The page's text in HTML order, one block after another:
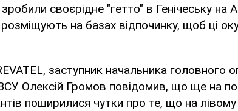
своєрідне "гетто" в Генічеську на
розміщують на базах відпочинку, щоб ці
заступник начальника головного
Олексій Громов повідомив, що ще на
поширилися чутки про те, що на лівому